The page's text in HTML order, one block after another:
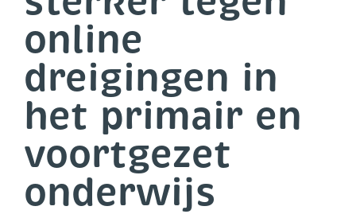
online
dreigingen in
het primair en
voortgezet
onderwijs